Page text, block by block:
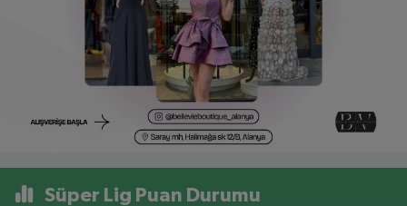
Süper Lig Puan Durumu